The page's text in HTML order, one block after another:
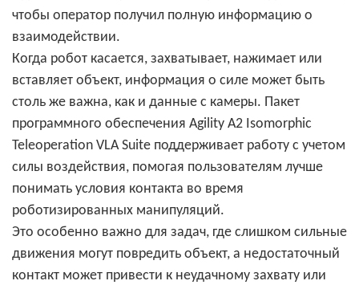
чтобы оператор получил полную информацию о
взаимодействии.
Когда робот касается, захватывает, нажимает или
вставляет объект, информация о силе может быть
столь же важна, как и данные с камеры. Пакет
программного обеспечения Agility A2 Isomorphic
Teleoperation VLA Suite поддерживает работу с учетом
силы воздействия, помогая пользователям лучше
понимать условия контакта во время
роботизированных манипуляций.
Это особенно важно для задач, где слишком сильные
движения могут повредить объект, а недостаточный
контакт может привести к неудачному захвату или